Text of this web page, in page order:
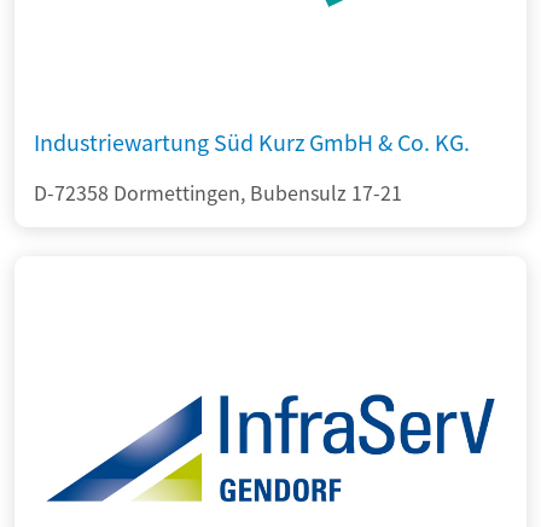
Industriewartung Süd Kurz GmbH & Co. KG.
D-72358 Dormettingen, Bubensulz 17-21